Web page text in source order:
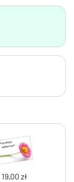
19,00 zł